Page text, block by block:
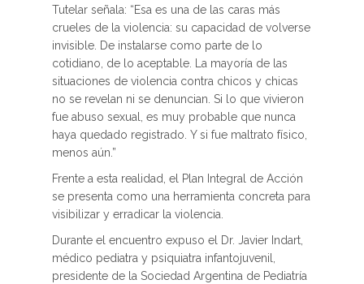
Tutelar señala: “Esa es una de las caras más
crueles de la violencia: su capacidad de volverse
invisible. De instalarse como parte de lo
cotidiano, de lo aceptable. La mayoría de las
situaciones de violencia contra chicos y chicas
no se revelan ni se denuncian. Si lo que vivieron
fue abuso sexual, es muy probable que nunca
haya quedado registrado. Y si fue maltrato físico,
menos aún.”
Frente a esta realidad, el Plan Integral de Acción
se presenta como una herramienta concreta para
visibilizar y erradicar la violencia.
Durante el encuentro expuso el Dr. Javier Indart,
médico pediatra y psiquiatra infantojuvenil,
presidente de la Sociedad Argentina de Pediatría